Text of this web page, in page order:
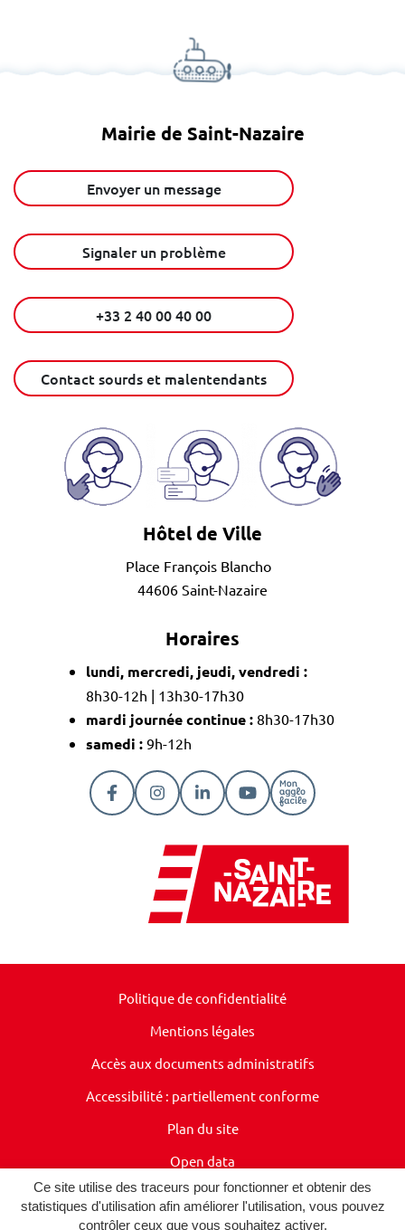
Ce site utilise des traceurs pour fonctionner et obtenir des
statistiques d'utilisation afin améliorer l'utilisation, vous pouvez
contrôler ceux que vous souhaitez activer.
Mairie de Saint-Nazaire
Envoyer un message
Signaler un problème
+33 2 40 00 40 00
Contact sourds et malentendants
Hôtel de Ville
Place François Blancho
44606 Saint-Nazaire
Horaires
lundi, mercredi, jeudi, vendredi :
8h30-12h | 13h30-17h30
mardi journée continue : 8h30-17h30
samedi : 9h-12h
Lien vers le compte Facebook
Lien vers le compte Instagram
Lien vers le compte
Lien vers la chaîne
Lien vers la
Politique de confidentialité
Mentions légales
Accès aux documents administratifs
Accessibilité : partiellement conforme
Plan du site
Open data
Presse